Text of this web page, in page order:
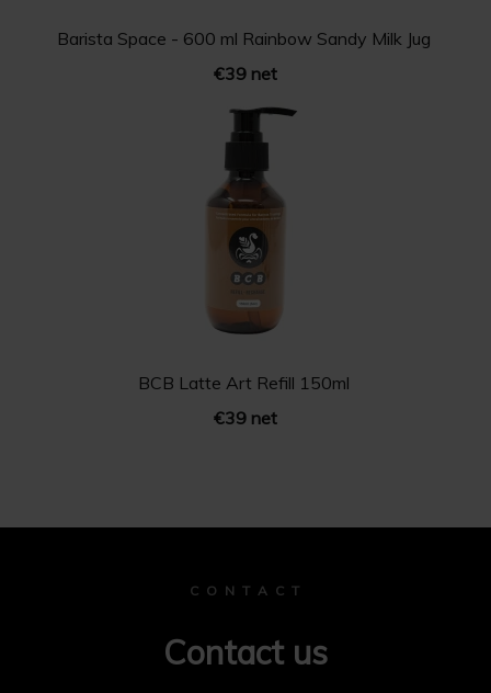
Barista Space - 600 ml Rainbow Sandy Milk Jug
€39 net
BCB Latte Art Refill 150ml
€39 net
C O N T A C T
Contact us